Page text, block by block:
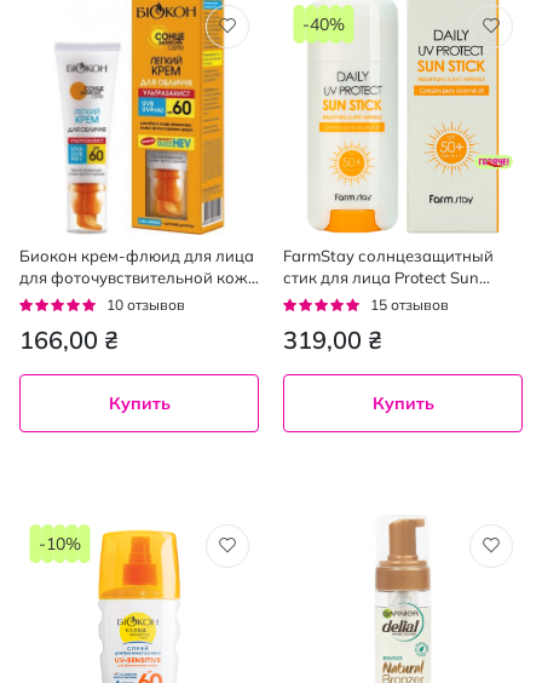
Биокон крем-флюид для лица
для фоточувствительной кожи
SPF60, 25мл
Рейтинг:
10 отзывов
166,00 ₴
Купить
FarmStay солнцезащитный
стик для лица Protect Sun
SPF50, 16г
Рейтинг:
15 отзывов
319,00 ₴
-40%
Купить
-10%